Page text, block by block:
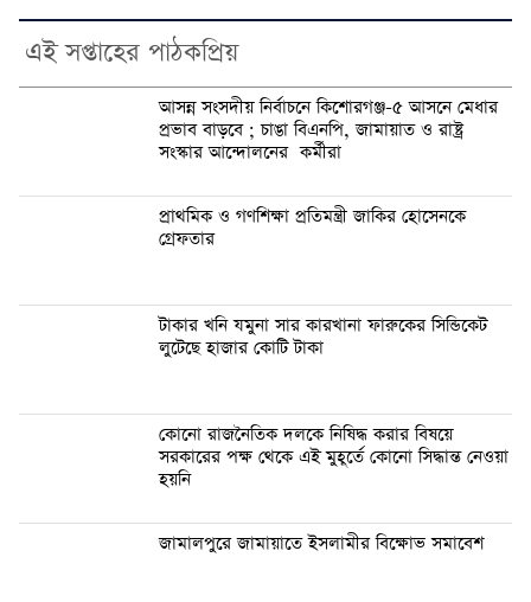
এই সপ্তাহের পাঠকপ্রিয়
আসন্ন সংসদীয় নির্বাচনে কিশোরগঞ্জ-৫ আসনে মেধার
প্রভাব বাড়বে ; চাঙা বিএনপি, জামায়াত ও রাষ্ট্র
সংস্কার আন্দোলনের কর্মীরা
প্রাথমিক ও গণশিক্ষা প্রতিমন্ত্রী জাকির হোসেনকে
গ্রেফতার
টাকার খনি যমুনা সার কারখানা ফারুকের সিন্ডিকেট
লুটেছে হাজার কোটি টাকা
কোনো রাজনৈতিক দলকে নিষিদ্ধ করার বিষয়ে
সরকারের পক্ষ থেকে এই মুহূর্তে কোনো সিদ্ধান্ত নেওয়া
হয়নি
জামালপুরে জামায়াতে ইসলামীর বিক্ষোভ সমাবেশ